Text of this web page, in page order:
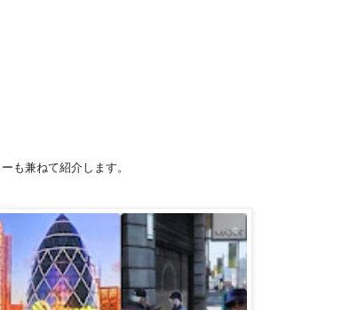
も兼ねて紹介します。